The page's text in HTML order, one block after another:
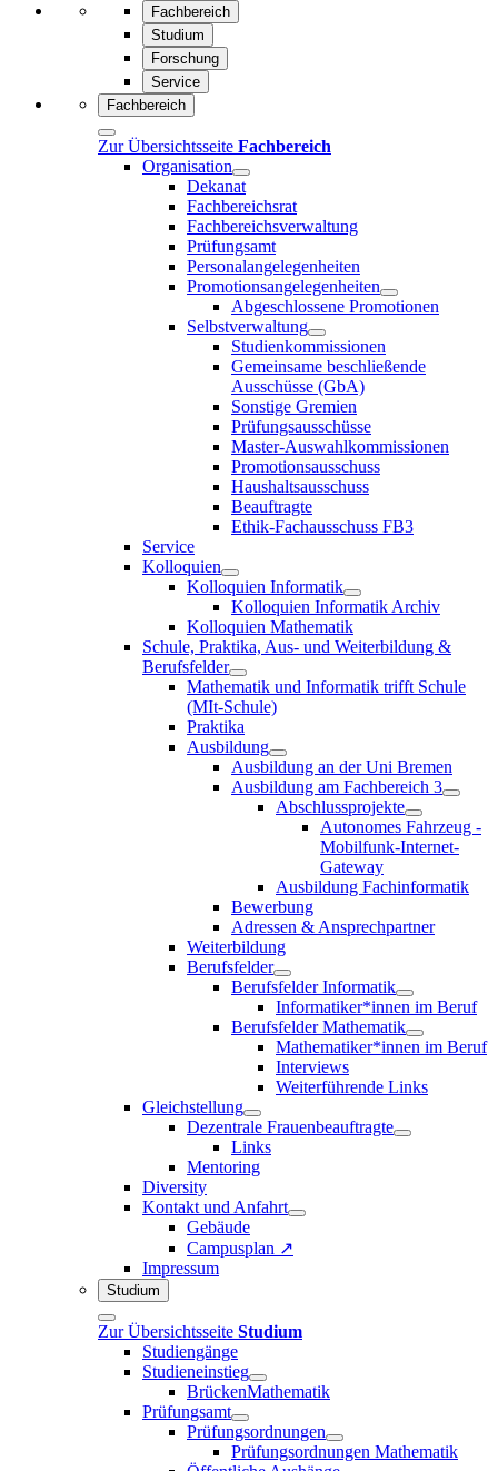
Fachbereich
Studium
Forschung
Service
Fachbereich
Zur Übersichtsseite Fachbereich
Organisation
Dekanat
Fachbereichsrat
Fachbereichsverwaltung
Prüfungsamt
Personalangelegenheiten
Promotionsangelegenheiten
Abgeschlossene Promotionen
Selbstverwaltung
Studienkommissionen
Gemeinsame beschließende
Ausschüsse (GbA)
Sonstige Gremien
Prüfungsausschüsse
Master-Auswahlkommissionen
Promotionsausschuss
Haushaltsausschuss
Beauftragte
Ethik-Fachausschuss FB3
Service
Kolloquien
Kolloquien Informatik
Kolloquien Informatik Archiv
Kolloquien Mathematik
Schule, Praktika, Aus- und Weiterbildung &
Berufsfelder
Mathematik und Informatik trifft Schule
(MIt-Schule)
Praktika
Ausbildung
Ausbildung an der Uni Bremen
Ausbildung am Fachbereich 3
Abschlussprojekte
Autonomes Fahrzeug -
Mobilfunk-Internet-
Gateway
Ausbildung Fachinformatik
Bewerbung
Adressen & Ansprechpartner
Weiterbildung
Berufsfelder
Berufsfelder Informatik
Informatiker*innen im Beruf
Berufsfelder Mathematik
Mathematiker*innen im Beruf
Interviews
Weiterführende Links
Gleichstellung
Dezentrale Frauenbeauftragte
Links
Mentoring
Diversity
Kontakt und Anfahrt
Gebäude
Campusplan ↗
Impressum
Studium
Zur Übersichtsseite Studium
Studiengänge
Studieneinstieg
BrückenMathematik
Prüfungsamt
Prüfungsordnungen
Prüfungsordnungen Mathematik